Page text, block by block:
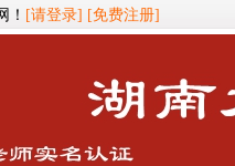
！ [请登录] [免费注册]